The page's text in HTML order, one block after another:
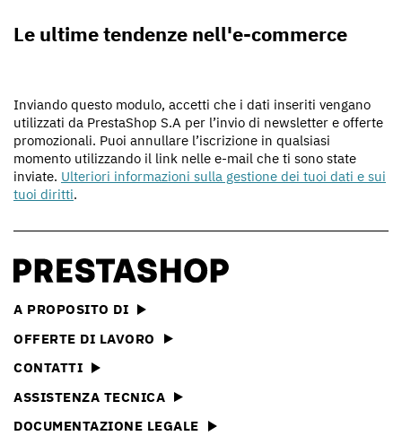
Le ultime tendenze nell'e-commerce
Inviando questo modulo, accetti che i dati inseriti vengano
utilizzati da PrestaShop S.A per l’invio di newsletter e offerte
promozionali. Puoi annullare l’iscrizione in qualsiasi
momento utilizzando il link nelle e-mail che ti sono state
inviate. Ulteriori informazioni sulla gestione dei tuoi dati e sui
tuoi diritti.
A PROPOSITO DI
OFFERTE DI LAVORO
CONTATTI
ASSISTENZA TECNICA
DOCUMENTAZIONE LEGALE